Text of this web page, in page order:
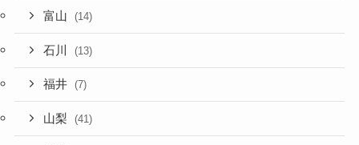
富山 (14)
石川 (13)
福井 (7)
山梨 (41)